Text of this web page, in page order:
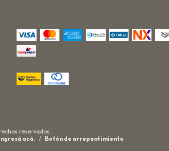
reservados.
acá. / Botón de arrepentimiento